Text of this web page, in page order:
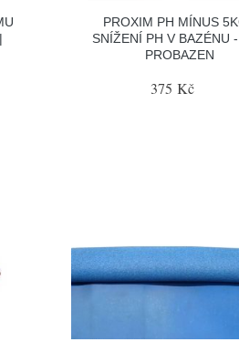
PROXIM PH MÍNUS
SNÍŽENÍ PH V BAZÉNU -
PROBAZEN
375 Kč